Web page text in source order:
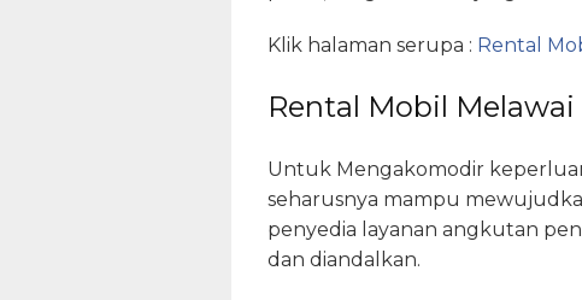
Klik halaman serupa : Rental
Rental Mobil
Untuk Mengakomodir
seharusnya mampu
penyedia layanan angkutan
dan diandalkan.